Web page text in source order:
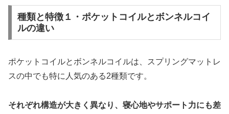
種類と特徴１・ポケットコイルとボンネルコイ
ルの違い
ポケットコイルとボンネルコイルは、スプリングマットレ
スの中でも特に人気のある2種類です。
それぞれ構造が大きく異なり、寝心地やサポート力にも差